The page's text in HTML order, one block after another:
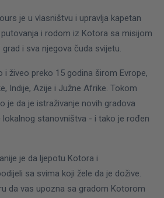
je u vlasništvu i upravlja kapetan
i rodom iz Kotora sa misijom
i sva njegova čuda svijetu.
i živeo preko 15 godina širom Evrope,
Indije, Azije i Južne Afrike. Tokom
je da je istraživanje novih gradova
stanovništva - i tako je rođen
je da ljepotu Kotora i
sa svima koji žele da je dožive.
da vas upozna sa gradom Kotorom